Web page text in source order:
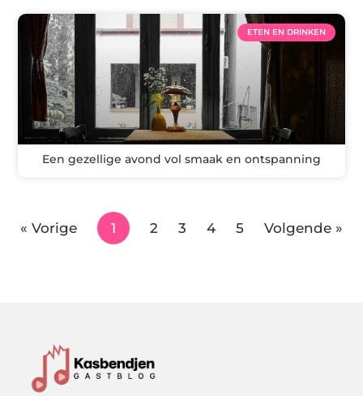
ETEN EN DRINKEN
Een gezellige avond vol smaak en ontspanning
« Vorige 1 2 3 4 5 Volgende »